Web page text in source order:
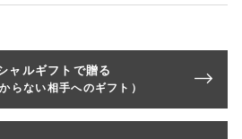
ャルギフトで贈る
らない相手へのギフト）